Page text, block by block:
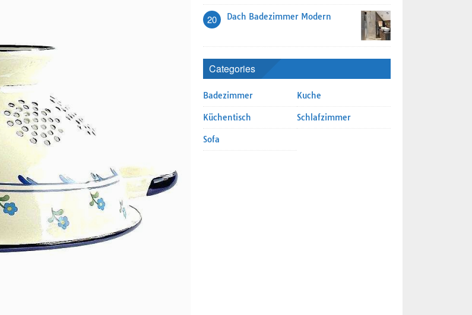
20 Dach Badezimmer Modern
Categories
Badezimmer Kuche
Küchentisch Schlafzimmer
Sofa